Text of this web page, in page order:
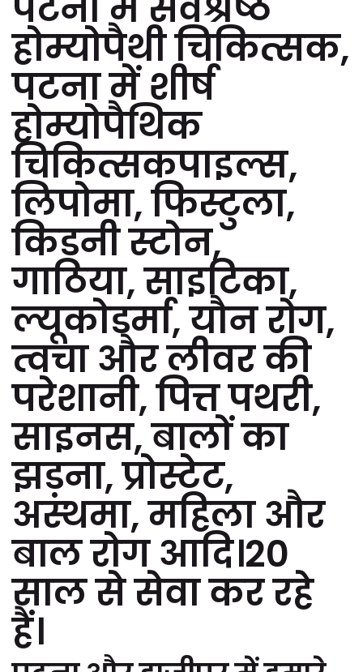
होम्योपैथी चिकित्सक,
पटना में शीर्ष
होम्योपैथिक
चिकित्सकपाइल्स,
लिपोमा, फिस्टुला,
किडनी स्टोन,
गाठिया, साइटिका,
ल्यूकोडर्मा, यौन रोग,
त्वचा और लीवर की
परेशानी, पित्त पथरी,
साइनस, बालों का
झड़ना, प्रोस्टेट,
अस्थमा, महिला और
बाल रोग आदि।20
साल से सेवा कर रहे
हैं।